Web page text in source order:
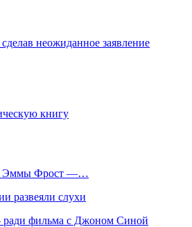
неожиданное заявление
книгу
Эммы Фрост —…
развеяли слухи
ради фильма с Джоном Синой